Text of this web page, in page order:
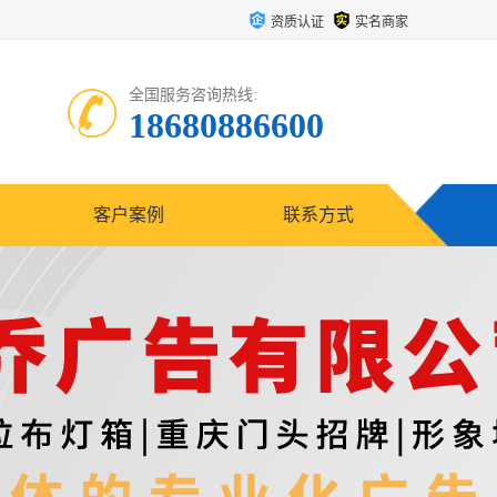
资质认证 实名商家
全国服务咨询热线:
18680886600
客户案例 联系方式